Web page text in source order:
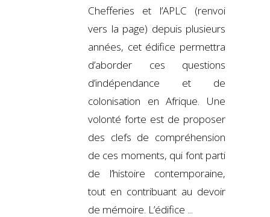
Chefferies et l’APLC (renvoi
vers la page) depuis plusieurs
années, cet édifice permettra
d’aborder ces questions
d’indépendance et de
colonisation en Afrique. Une
volonté forte est de proposer
des clefs de compréhension
de ces moments, qui font parti
de l’histoire contemporaine,
tout en contribuant au devoir
de mémoire. L’édifice